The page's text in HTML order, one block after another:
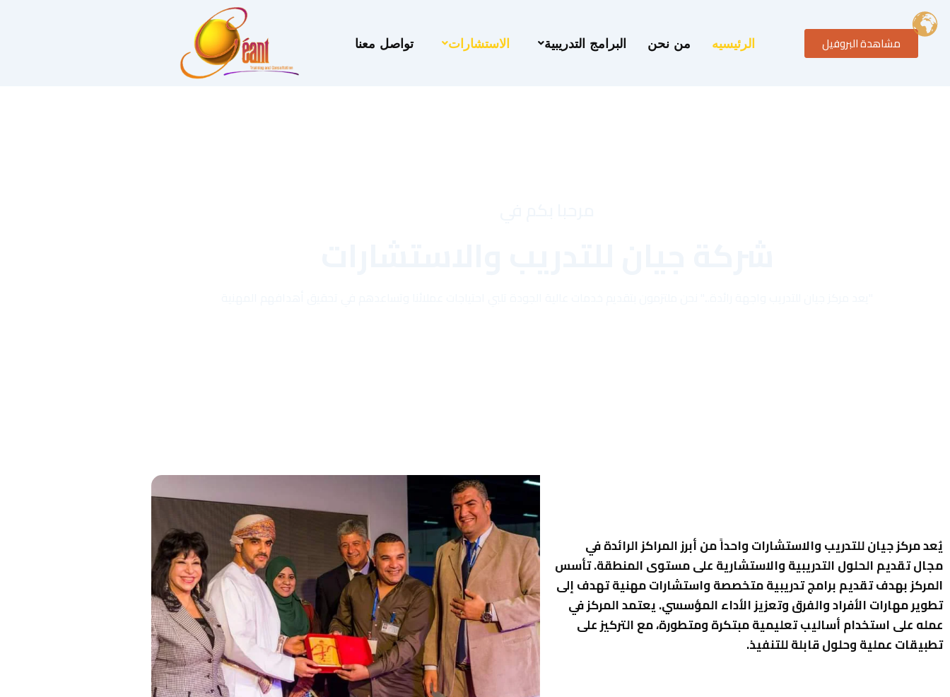
تخطي
إلى
مشاهدة البروفيل الرئيسيه من نحن البرامج التدريبية الاستشارات تواصل معنا
يُعد مركز جيان للتدريب والاستشارات واحداً من أبرز المراكز الرائدة في
مجال تقديم الحلول التدريبية والاستشارية على مستوى المنطقة. تأسس
المركز بهدف تقديم برامج تدريبية متخصصة واستشارات مهنية تهدف إلى
تطوير مهارات الأفراد والفرق وتعزيز الأداء المؤسسي. يعتمد المركز في
عمله على استخدام أساليب تعليمية مبتكرة ومتطورة، مع التركيز على
تطبيقات عملية وحلول قابلة للتنفيذ.